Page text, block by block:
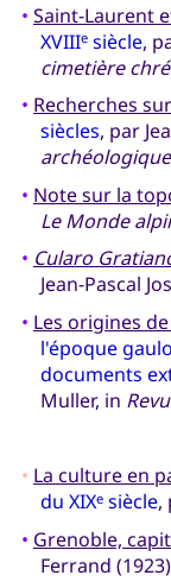
• Saint-Laurent
XVIIIesiècle,
cimetière
• Recherches
siècles, par
• Note sur la
Le Monde
• Cularo
Jean-Pascal
• Les origines
l'époque
documents
Muller, in
• La culture en
du XIXesiècle,
• Grenoble,
Ferrand (1923)